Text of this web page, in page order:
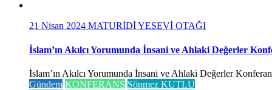
21 Nisan 2024 MATURİDİ YESEVİ OTAĞI
İslam’ın Akılcı Yorumunda İnsani ve Ahlaki Değerler
İslam’ın Akılcı Yorumunda İnsani ve Ahlaki Değerler
Gündem KONFERANS Sönmez KUTLU